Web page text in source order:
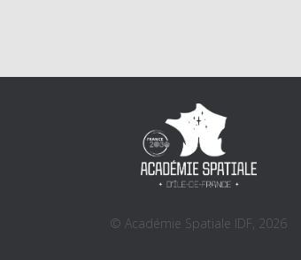
© Académie Spatiale IDF, 2026